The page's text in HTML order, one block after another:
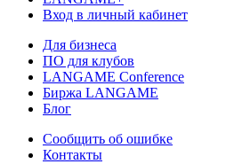
Вход в личный кабинет
Для бизнеса
ПО для клубов
LANGAME Conference
Биржа LANGAME
Блог
Сообщить об ошибке
Контакты